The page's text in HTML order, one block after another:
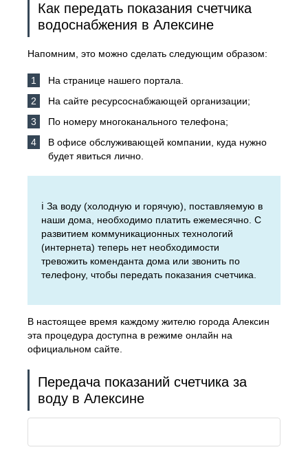
Как передать показания счетчика
водоснабжения в Алексине
Напомним, это можно сделать следующим образом:
На странице нашего портала.
На сайте ресурсоснабжающей организации;
По номеру многоканального телефона;
В офисе обслуживающей компании, куда нужно
будет явиться лично.
ℹ️ За воду (холодную и горячую), поставляемую в
наши дома, необходимо платить ежемесячно. С
развитием коммуникационных технологий
(интернета) теперь нет необходимости
тревожить коменданта дома или звонить по
телефону, чтобы передать показания счетчика.
В настоящее время каждому жителю города Алексин
эта процедура доступна в режиме онлайн на
официальном сайте.
Передача показаний счетчика за
воду в Алексине